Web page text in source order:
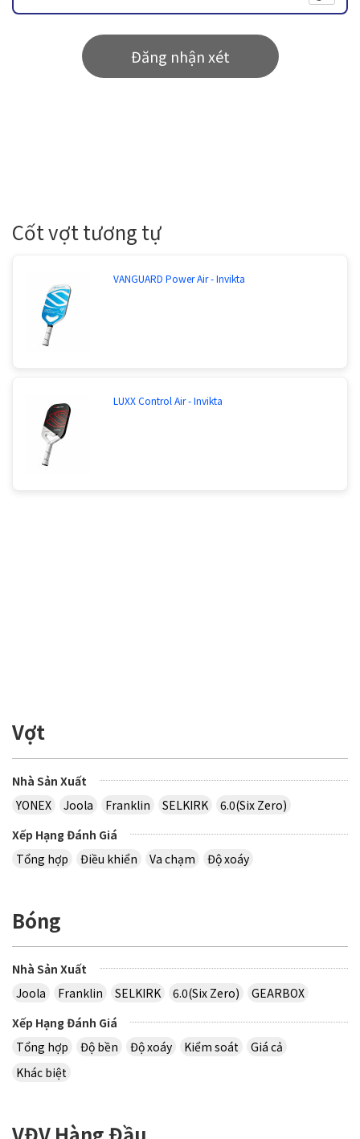
Đăng nhận xét
Cốt vợt tương tự
VANGUARD Power Air - Invikta
LUXX Control Air - Invikta
Vợt
Nhà Sản Xuất
YONEX
Joola Franklin SELKIRK
6.0(Six Zero)
Xếp Hạng Đánh Giá
Tổng hợp
Điều khiển Va chạm Độ xoáy
Bóng
Nhà Sản Xuất
Joola
Franklin SELKIRK 6.0(Six Zero)
GEARBOX
Xếp Hạng Đánh Giá
Tổng hợp
Độ bền Độ xoáy Kiểm soát
Giá cả
Khác biệt